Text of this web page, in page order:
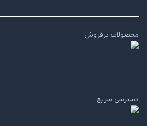
محصولات پرفروش
دسترسی سریع